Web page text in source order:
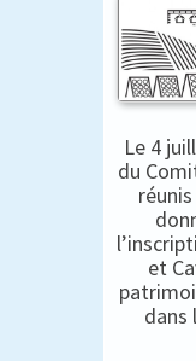
Le 4
du
et
dans